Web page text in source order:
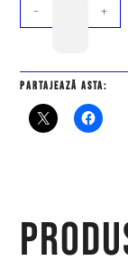
- +
Partajează asta: